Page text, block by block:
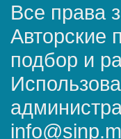
Все права
Авторские
подбор и